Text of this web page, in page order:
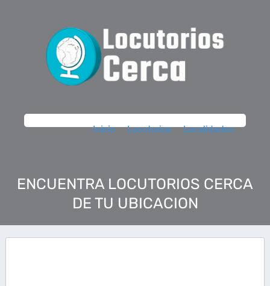
Inicio Locutorios Localidades
ENCUENTRA LOCUTORIOS CERCA
DE TU UBICACION